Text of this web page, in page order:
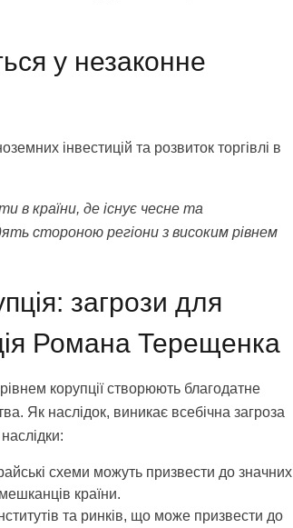
у незаконне
інвестицій та розвиток торгівлі в
в країни, де існує чесне та
стороною регіони з високим рівнем
загрози для
Романа Терещенка
корупції створюють благодатне
Як наслідок, виникає всебічна загроза
схеми можуть призвести до значних
країни.
та ринків, що може призвести до